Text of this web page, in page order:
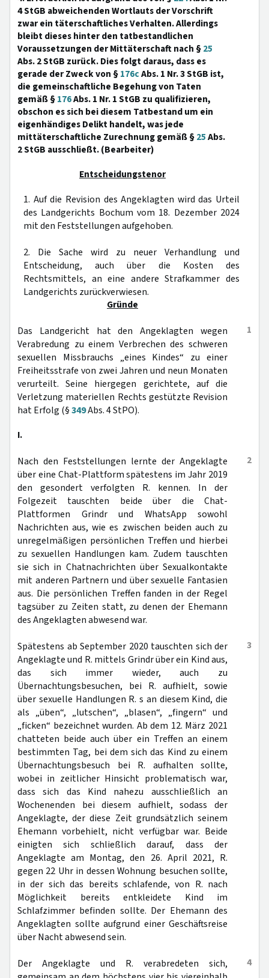
4 StGB abweichenden Wortlauts der Vorschrift
zwar ein täterschaftliches Verhalten. Allerdings
bleibt dieses hinter den tatbestandlichen
Voraussetzungen der Mittäterschaft nach §25
Abs. 2 StGB zurück. Dies folgt daraus, dass es
gerade der Zweck von §176cAbs. 1 Nr. 3 StGB ist,
die gemeinschaftliche Begehung von Taten
gemäß §176Abs. 1 Nr. 1 StGB zu qualifizieren,
obschon es sich bei diesem Tatbestand um ein
eigenhändiges Delikt handelt, was jede
mittäterschaftliche Zurechnung gemäß §25Abs.
2 StGB ausschließt. (Bearbeiter)
Entscheidungstenor
1. Auf die Revision des Angeklagten wird das Urteil
des Landgerichts Bochum vom 18. Dezember 2024
mit den Feststellungen aufgehoben.
2. Die Sache wird zu neuer Verhandlung und
Entscheidung, auch über die Kosten des
Rechtsmittels, an eine andere Strafkammer des
Landgerichts zurückverwiesen.
Gründe
1
Das Landgericht hat den Angeklagten wegen
Verabredung zu einem Verbrechen des schweren
sexuellen Missbrauchs „eines Kindes“ zu einer
Freiheitsstrafe von zwei Jahren und neun Monaten
verurteilt. Seine hiergegen gerichtete, auf die
Verletzung materiellen Rechts gestützte Revision
hat Erfolg (§349Abs. 4 StPO).
I.
2
Nach den Feststellungen lernte der Angeklagte
über eine Chat-Plattform spätestens im Jahr 2019
den gesondert verfolgten R. kennen. In der
Folgezeit tauschten beide über die Chat-
Plattformen Grindr und WhatsApp sowohl
Nachrichten aus, wie es zwischen beiden auch zu
unregelmäßigen persönlichen Treffen und hierbei
zu sexuellen Handlungen kam. Zudem tauschten
sie sich in Chatnachrichten über Sexualkontakte
mit anderen Partnern und über sexuelle Fantasien
aus. Die persönlichen Treffen fanden in der Regel
tagsüber zu Zeiten statt, zu denen der Ehemann
des Angeklagten abwesend war.
3
Spätestens ab September 2020 tauschten sich der
Angeklagte und R. mittels Grindr über ein Kind aus,
das sich immer wieder, auch zu
Übernachtungsbesuchen, bei R. aufhielt, sowie
über sexuelle Handlungen R. s an diesem Kind, die
als „üben“, „lutschen“, „blasen“, „fingern“ und
„ficken“ bezeichnet wurden. Ab dem 12. März 2021
chatteten beide auch über ein Treffen an einem
bestimmten Tag, bei dem sich das Kind zu einem
Übernachtungsbesuch bei R. aufhalten sollte,
wobei in zeitlicher Hinsicht problematisch war,
dass sich das Kind nahezu ausschließlich an
Wochenenden bei diesem aufhielt, sodass der
Angeklagte, der diese Zeit grundsätzlich seinem
Ehemann vorbehielt, nicht verfügbar war. Beide
einigten sich schließlich darauf, dass der
Angeklagte am Montag, den 26. April 2021, R.
gegen 22 Uhr in dessen Wohnung besuchen sollte,
in der sich das bereits schlafende, von R. nach
Möglichkeit bereits entkleidete Kind im
Schlafzimmer befinden sollte. Der Ehemann des
Angeklagten sollte aufgrund einer Geschäftsreise
über Nacht abwesend sein.
4
Der Angeklagte und R. verabredeten sich,